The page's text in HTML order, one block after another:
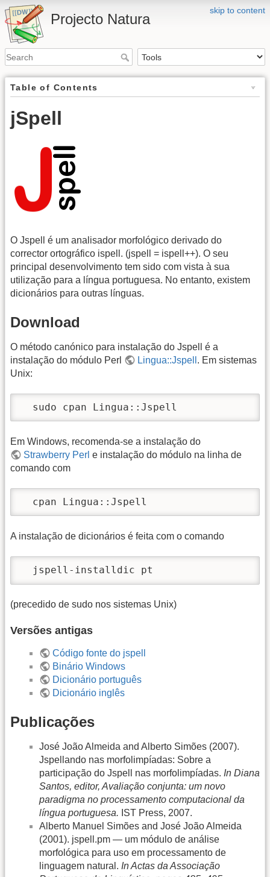
skip to content
Projecto Natura
Table of Contents
jSpell
O Jspell é um analisador morfológico derivado do
corrector ortográfico ispell. (jspell = ispell++). O seu
principal desenvolvimento tem sido com vista à sua
utilização para a língua portuguesa. No entanto, existem
dicionários para outras línguas.
Download
O método canónico para instalação do Jspell é a
instalação do módulo Perl
Lingua::Jspell . Em sistemas
Unix:
  sudo cpan Lingua::Jspell
Em Windows, recomenda-se a instalação do
Strawberry Perl e instalação do módulo na linha de
comando com
  cpan Lingua::Jspell
A instalação de dicionários é feita com o comando
  jspell-installdic pt
(precedido de sudo nos sistemas Unix)
Versões antigas
Código fonte do jspell
Binário Windows
Dicionário português
Dicionário inglês
Publicações
José João Almeida and Alberto Simões (2007).
Jspellando nas morfolimpíadas: Sobre a
participação do Jspell nas morfolimpíadas. In Diana
Santos, editor, Avaliação conjunta: um novo
paradigma no processamento computacional da
língua portuguesa. IST Press, 2007.
Alberto Manuel Simões and José João Almeida
(2001). jspell.pm — um módulo de análise
morfológica para uso em processamento de
linguagem natural. In Actas da Associação